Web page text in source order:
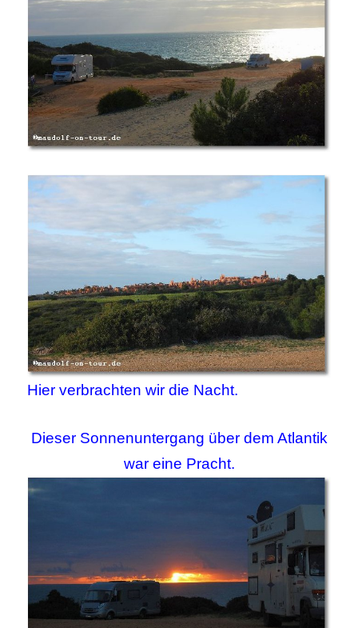
Hier verbrachten wir die Nacht.
Dieser Sonnenuntergang über dem Atlantik
war eine Pracht.